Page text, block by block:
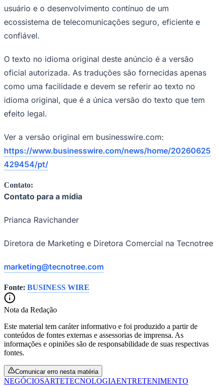
Palmeiras
usuário e o desenvolvimento contínuo de um
ecossistema de telecomunicações seguro, eficiente e
confiável.
O texto no idioma original deste anúncio é a versão
oficial autorizada. As traduções são fornecidas apenas
como uma facilidade e devem se referir ao texto no
idioma original, que é a única versão do texto que tem
efeito legal.
Ver a versão original em businesswire.com:
https://www.businesswire.com/news/home/20260625
429454/pt/
Contato:
Contato para a mídia
Prianca Ravichander
Diretora de Marketing e Diretora Comercial na Tecnotree
marketing@tecnotree.com
Fonte: BUSINESS WIRE
Nota da Redação
Este material tem caráter informativo e foi produzido a partir de
conteúdos de fontes externas e assessorias de imprensa. As
informações e opiniões são de responsabilidade de suas respectivas
fontes.
Comunicar erro nesta matéria
NEGÓCIOSARTETECNOLOGIAENTRETENIMENTO